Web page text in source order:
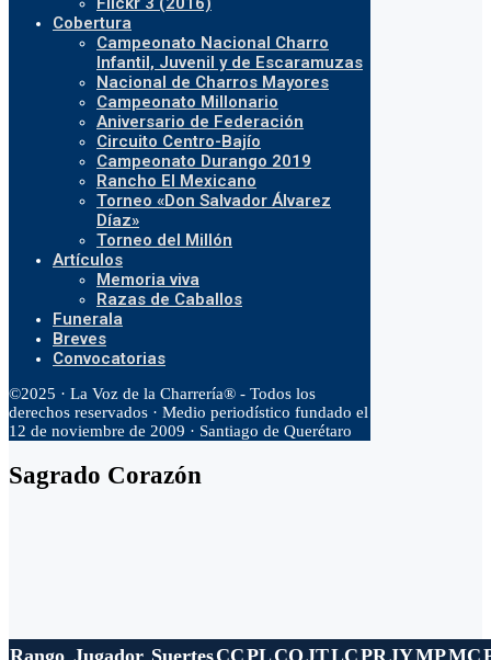
Cobertura
Campeonato Nacional Charro
Infantil, Juvenil y de Escaramuzas
Nacional de Charros Mayores
Campeonato Millonario
Aniversario de Federación
Circuito Centro-Bajío
Campeonato Durango 2019
Rancho El Mexicano
Torneo «Don Salvador Álvarez
Díaz»
Torneo del Millón
Artículos
Memoria viva
Razas de Caballos
Funerala
Breves
Convocatorias
©2025 · La Voz de la Charrería® - Todos los
derechos reservados · Medio periodístico fundado el
12 de noviembre de 2009 · Santiago de Querétaro
Sagrado Corazón